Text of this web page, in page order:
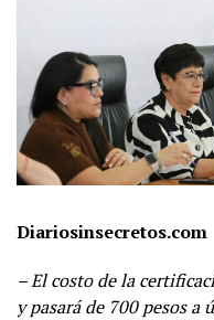
Diariosinsecretos.com
– El costo de la
y pasará de 700 pesos a